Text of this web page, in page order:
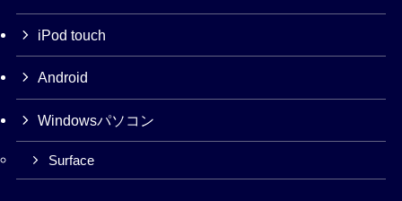
iPod touch
Android
Windowsパソコン
Surface